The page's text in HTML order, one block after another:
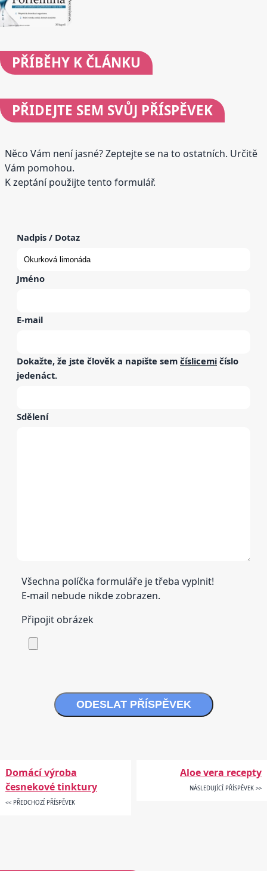
PŘÍBĚHY K ČLÁNKU
PŘIDEJTE SEM SVŮJ PŘÍSPĚVEK
Něco Vám není jasné? Zeptejte se na to ostatních. Určitě
Vám pomohou.
K zeptání použijte tento formulář.
Nadpis / Dotaz
Jméno
E-mail
Dokažte, že jste člověk a napište sem číslicemi číslo
jedenáct.
Sdělení
Všechna políčka formuláře je třeba vyplnit!
E-mail nebude nikde zobrazen.
Připojit obrázek
ODESLAT PŘÍSPĚVEK
Domácí výroba
česnekové tinktury
<< PŘEDCHOZÍ PŘÍSPĚVEK
Aloe vera recepty
NÁSLEDUJÍCÍ PŘÍSPĚVEK >>